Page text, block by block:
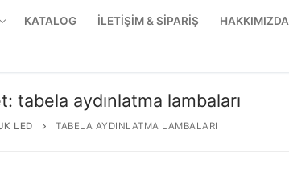
KATALOG İLETİŞİM & SİPARİŞ HAKKIMIZDA
tabela aydınlatma lambaları
LED TABELA AYDINLATMA LAMBALARI